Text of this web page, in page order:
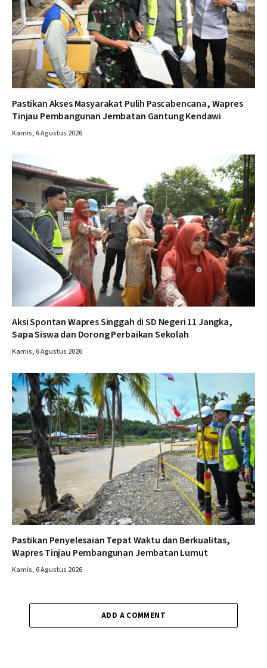
Pastikan Akses Masyarakat Pulih Pascabencana, Wapres
Tinjau Pembangunan Jembatan Gantung Kendawi
Kamis, 6 Agustus 2026
Aksi Spontan Wapres Singgah di SD Negeri 11 Jangka,
Sapa Siswa dan Dorong Perbaikan Sekolah
Kamis, 6 Agustus 2026
Pastikan Penyelesaian Tepat Waktu dan Berkualitas,
Wapres Tinjau Pembangunan Jembatan Lumut
Kamis, 6 Agustus 2026
ADD A COMMENT